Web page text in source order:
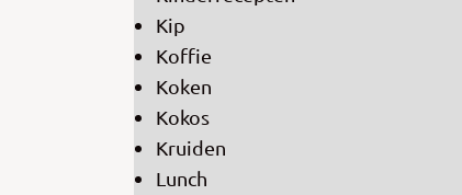
Kip
Koffie
Koken
Kokos
Kruiden
Lunch